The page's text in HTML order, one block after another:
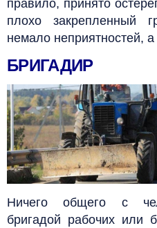
правило, принято
плохо закрепленный
немало неприятностей,
БРИГАДИР
Ничего общего с
бригадой рабочих или